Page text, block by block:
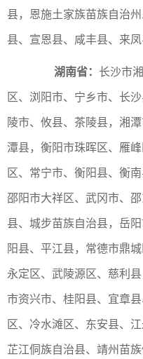
县，恩施土家族苗族自治
县、宣恩县、咸丰县、来凤
湖南省： 长沙市
区、浏阳市、宁乡市、长
陵市、攸县、茶陵县，湘
潭县，衡阳市珠晖区、雁
区、常宁市、衡阳县、衡
邵阳市大祥区、武冈市、
县、城步苗族自治县，岳
阳县、平江县，常德市鼎
永定区、武陵源区、慈利
市资兴市、桂阳县、宜章
区、冷水滩区、东安县、
芷江侗族自治县、靖州苗